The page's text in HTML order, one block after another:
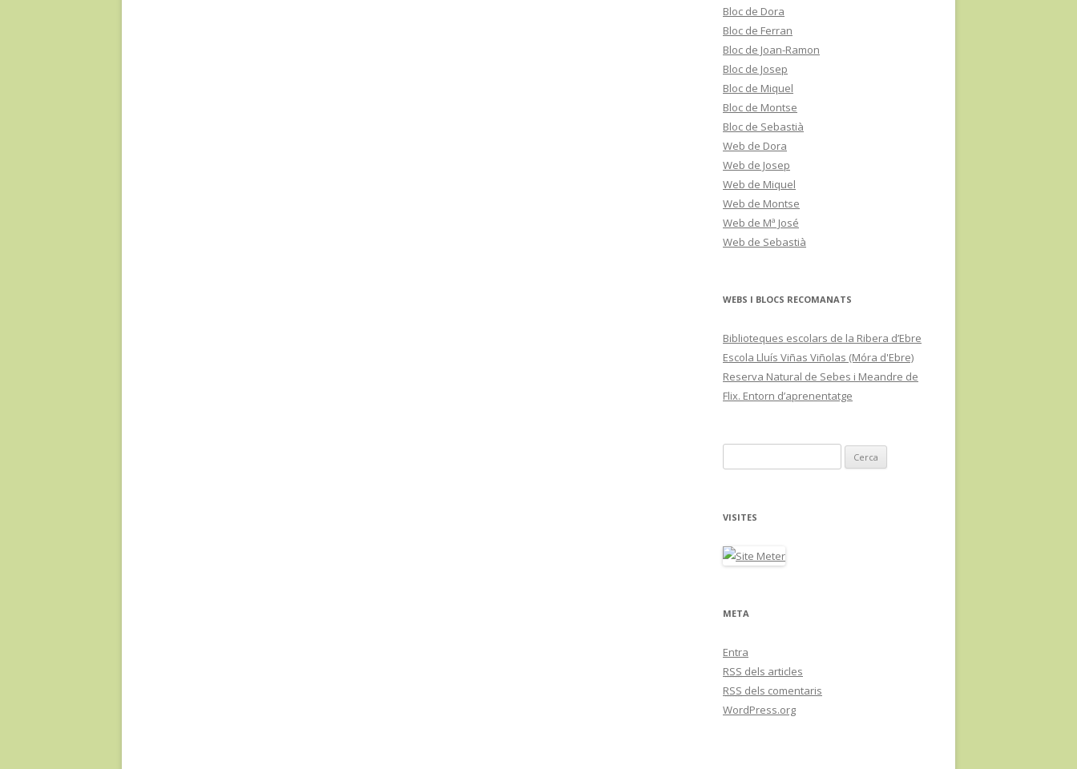
Bloc de Dora
Bloc de Ferran
Bloc de Joan-Ramon
Bloc de Josep
Bloc de Miquel
Bloc de Montse
Bloc de Sebastià
Web de Dora
Web de Josep
Web de Miquel
Web de Montse
Web de Mª José
Web de Sebastià
WEBS I BLOCS RECOMANATS
Biblioteques escolars de la Ribera d’Ebre
Escola Lluís Viñas Viñolas (Móra d'Ebre)
Reserva Natural de Sebes i Meandre de
Flix. Entorn d’aprenentatge
e
c
:
VISITES
META
Entra
RSS dels articles
RSS dels comentaris
WordPress.org